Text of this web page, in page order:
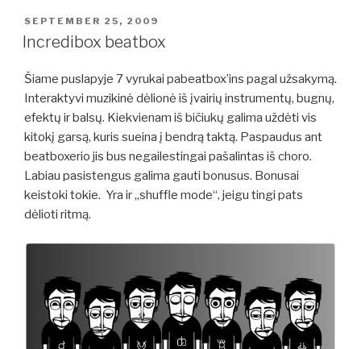
POSTED
ON
SEPTEMBER 25, 2009
Incredibox beatbox
Šiame puslapyje 7 vyrukai pabeatbox’ins pagal užsakymą.
Interaktyvi muzikinė dėlionė iš įvairių instrumentų, bugnų,
efektų ir balsų. Kiekvienam iš bičiukų galima uždėti vis
kitokį garsą, kuris sueina į bendrą taktą. Paspaudus ant
beatboxerio jis bus negailestingai pašalintas iš choro.
Labiau pasistengus galima gauti bonusus. Bonusai
keistoki tokie. Yra ir „shuffle mode“, jeigu tingi pats
dėlioti ritmą.